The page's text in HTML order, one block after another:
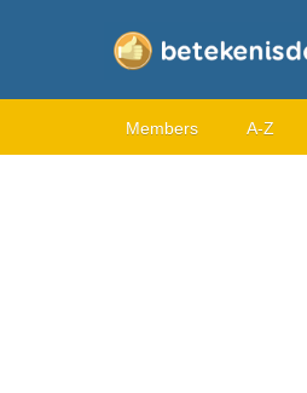
Members A-Z